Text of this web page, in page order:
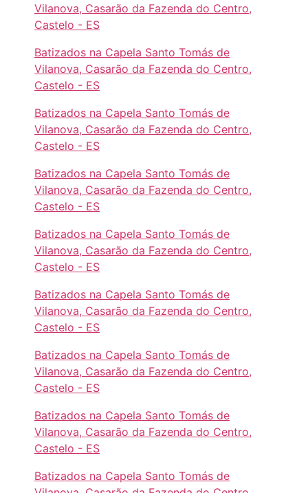
Vilanova, Casarão da Fazenda do Centro,
Castelo - ES
Batizados na Capela Santo Tomás de
Vilanova, Casarão da Fazenda do Centro,
Castelo - ES
Batizados na Capela Santo Tomás de
Vilanova, Casarão da Fazenda do Centro,
Castelo - ES
Batizados na Capela Santo Tomás de
Vilanova, Casarão da Fazenda do Centro,
Castelo - ES
Batizados na Capela Santo Tomás de
Vilanova, Casarão da Fazenda do Centro,
Castelo - ES
Batizados na Capela Santo Tomás de
Vilanova, Casarão da Fazenda do Centro,
Castelo - ES
Batizados na Capela Santo Tomás de
Vilanova, Casarão da Fazenda do Centro,
Castelo - ES
Batizados na Capela Santo Tomás de
Vilanova, Casarão da Fazenda do Centro,
Castelo - ES
Batizados na Capela Santo Tomás de